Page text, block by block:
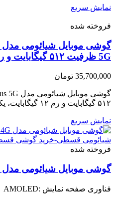
نمایش سریع
فروخته شده
5G ظرفیت ۵۱۲ گیگابایت و رم ۱۲ گیگابایت
35,700,000 تومان
۵۱۲ گیگابایت و رم ۱۲ گیگابایت، یکی از
نمایش سریع
فروخته شده
گوشی موبایل شیائومی مدل Redmi Note 13 4G
فناوری صفحه‌ نمایش :AMOLED